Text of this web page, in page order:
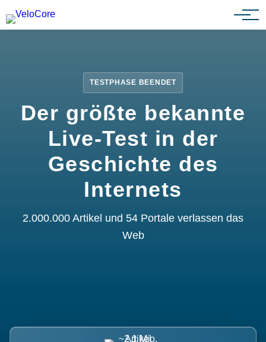
Partnerprogramm
TESTPHASE BEENDET
Der größte bekannte
Live-Test in der
Geschichte des
Internets
2.000.000 Artikel und 54 Portale verlassen das
Web